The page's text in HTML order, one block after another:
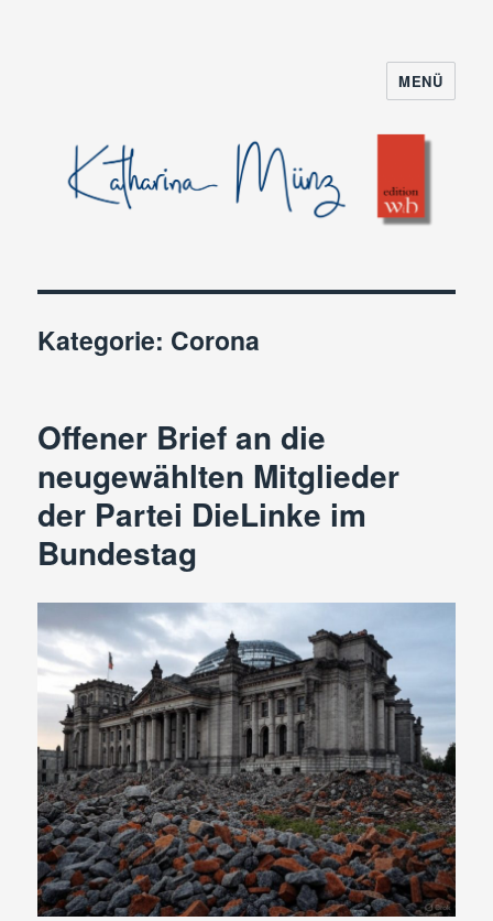
MENÜ
Kategorie: Corona
Offener Brief an die
neugewählten Mitglieder
der Partei DieLinke im
Bundestag